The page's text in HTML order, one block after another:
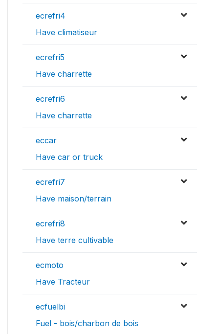
ecrefri4
Have climatiseur
ecrefri5
Have charrette
ecrefri6
Have charrette
eccar
Have car or truck
ecrefri7
Have maison/terrain
ecrefri8
Have terre cultivable
ecmoto
Have Tracteur
ecfuelbi
Fuel - bois/charbon de bois